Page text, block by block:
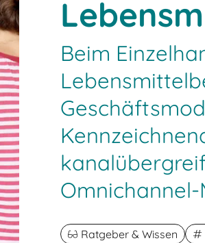
Beim
Omnichannel-
Ratgeber & Wissen